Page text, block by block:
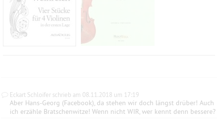
Eckart Schloifer schrieb am 08.11.2018 um 17:19
Aber Hans-Georg (Facebook), da stehen wir doch längst drüber! Auch
ich erzähle Bratschenwitze! Wenn nicht WIR, wer kennt denn bessere?